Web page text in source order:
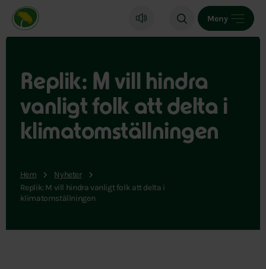
Miljöpartiet de gröna, startsida
Meny
Replik: M vill hindra
vanligt folk att delta i
klimatomställningen
Hem
Nyheter
Replik: M vill hindra vanligt folk att delta i
klimatomställningen